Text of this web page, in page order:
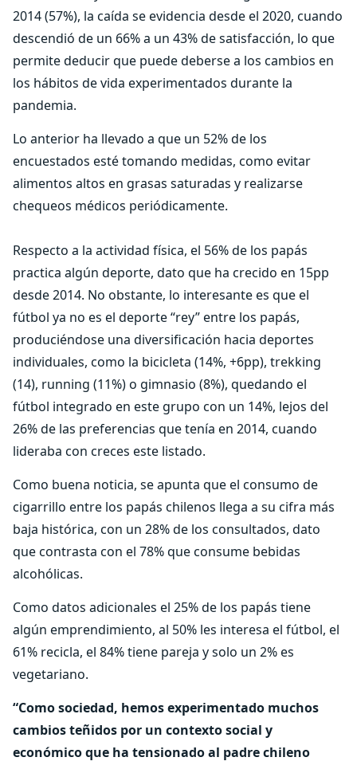
2014 (57%), la caída se evidencia desde el 2020, cuando
descendió de un 66% a un 43% de satisfacción, lo que
permite deducir que puede deberse a los cambios en
los hábitos de vida experimentados durante la
pandemia.
Lo anterior ha llevado a que un 52% de los
encuestados esté tomando medidas, como evitar
alimentos altos en grasas saturadas y realizarse
chequeos médicos periódicamente.
Respecto a la actividad física, el 56% de los papás
practica algún deporte, dato que ha crecido en 15pp
desde 2014. No obstante, lo interesante es que el
fútbol ya no es el deporte “rey” entre los papás,
produciéndose una diversificación hacia deportes
individuales, como la bicicleta (14%, +6pp), trekking
(14), running (11%) o gimnasio (8%), quedando el
fútbol integrado en este grupo con un 14%, lejos del
26% de las preferencias que tenía en 2014, cuando
lideraba con creces este listado.
Como buena noticia, se apunta que el consumo de
cigarrillo entre los papás chilenos llega a su cifra más
baja histórica, con un 28% de los consultados, dato
que contrasta con el 78% que consume bebidas
alcohólicas.
Como datos adicionales el 25% de los papás tiene
algún emprendimiento, al 50% les interesa el fútbol, el
61% recicla, el 84% tiene pareja y solo un 2% es
vegetariano.
“Como sociedad, hemos experimentado muchos
cambios teñidos por un contexto social y
económico que ha tensionado al padre chileno